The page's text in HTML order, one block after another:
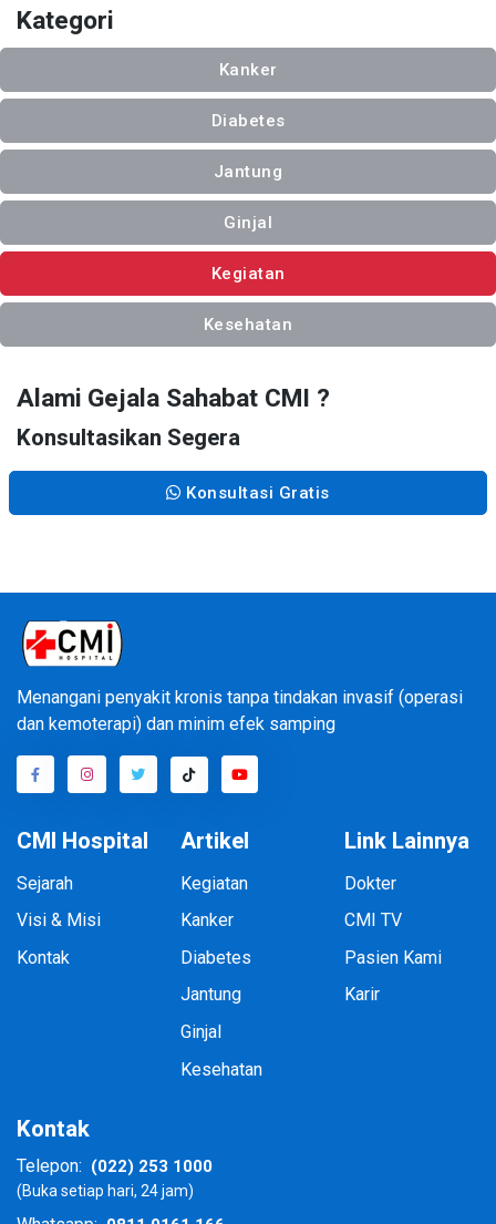
Kategori
Kanker
Diabetes
Jantung
Ginjal
Kegiatan
Kesehatan
Alami Gejala Sahabat CMI ?
Konsultasikan Segera
Konsultasi Gratis
Menangani penyakit kronis tanpa tindakan invasif (operasi
dan kemoterapi) dan minim efek samping
CMI Hospital
Sejarah
Visi & Misi
Kontak
Artikel
Kegiatan
Kanker
Diabetes
Jantung
Ginjal
Kesehatan
Link Lainnya
Dokter
CMI TV
Pasien Kami
Karir
Kontak
Telepon: (022) 253 1000
(Buka setiap hari, 24 jam)